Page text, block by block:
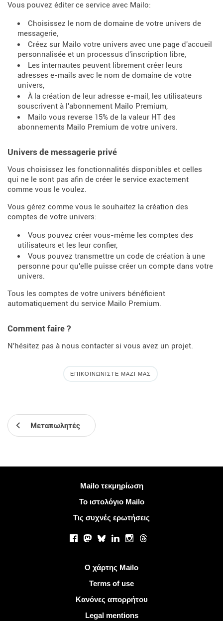
Vous pouvez éditer ce service avec Mailo:
Choisissez le nom de domaine de votre univers de
messagerie,
Créez sur Mailo votre univers avec une page d'accueil
personnalisée et un processus d'inscription libre,
Les internautes peuvent librement créer leurs
adresses e-mails avec le nom de domaine de votre
univers,
À la création de leur adresse e-mail, les utilisateurs
souscrivent à l'abonnement Mailo Premium,
Mailo vous reverse 15% de la valeur HT des
abonnements Mailo Premium de votre univers.
Univers de messagerie privé
Vous choisissez les fonctionnalités disponibles et celles
qui ne le sont pas afin de créer le service exactement
comme vous le voulez.
Vous gérez comme vous le souhaitez la création des
comptes de votre univers:
Vous pouvez créer vous-même les comptes des
utilisateurs et les leur confier,
Vous pouvez transmettre un code de création à une
personne pour qu'elle puisse créer un compte dans votre
univers.
Tous les comptes de votre univers bénéficient
automatiquement du service Mailo Premium.
Comment faire ?
N'hésitez pas à nous contacter si vous avez un projet.
ΕΠΙΚΟΙΝΩΝΊΣΤΕ ΜΑΖΊ ΜΑΣ
Μεταπωλητές
Περισσότερες πληροφορίεςMailo τεκμηρίωση
Το ιστολόγιο Mailo
Τις συχνές ερωτήσεις
Facebook
Mastodon
BlueskyLinkedInInstagram
Threads
Ο χάρτης Mailo
Terms of use
Κανόνες απορρήτου
Legal mentions